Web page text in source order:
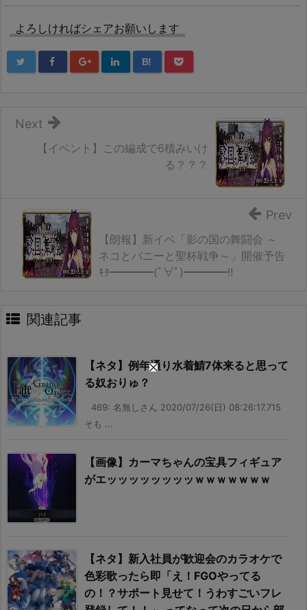
よろしければシェアお願いします
B!
【イベント】この編成で6積みいけ
る？？？
Next
【朗報】新イベ「影の国の舞闘会 ～
ネコとバニーと聖杯戦争～」開催予告
ｷﾀ━━━━(ﾟ∀ﾟ)━━━━!!
Prev
関連記事
【ネタ】例年通り水着鯖7体来ると思って
る奴おりゅ？
469: 名無しさん 2020/07/26(日) 08:26:17.715
そも ...
【画像】カーマちゃんの宝具フィギュア
がエッッッッッッッッｗｗｗｗｗｗｗ
【ネタ】新入社員が歓迎会のカラオケで
色彩歌ったら即「え！FGOやってる
の！？サポート見せて！うわすごいフレ